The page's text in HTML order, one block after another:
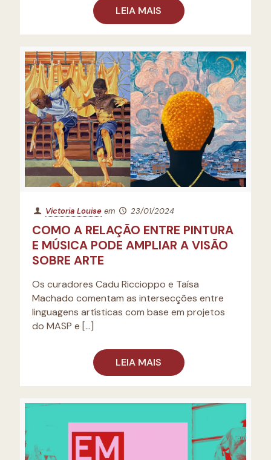
LEIA MAIS
Victoria Louise em 23/01/2024
COMO A RELAÇÃO ENTRE PINTURA
E MÚSICA PODE AMPLIAR A VISÃO
SOBRE ARTE
Os curadores Cadu Riccioppo e Taísa
Machado comentam as intersecções entre
linguagens artísticas com base em projetos
do MASP e […]
LEIA MAIS